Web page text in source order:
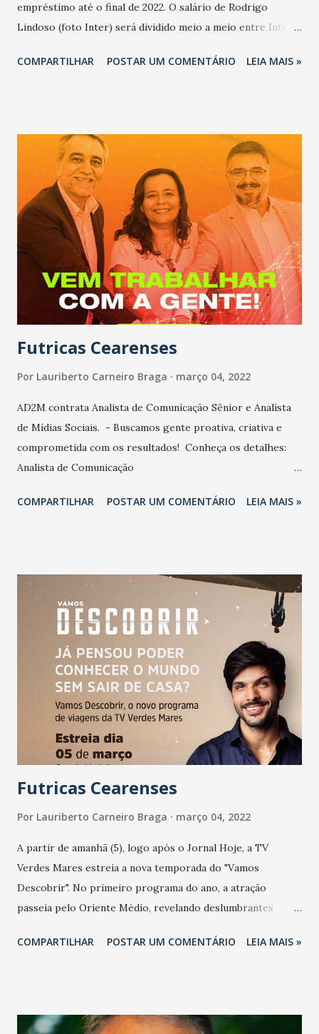
empréstimo até o final de 2022. O salário de Rodrigo
Lindoso (foto Inter) será dividido meio a meio entre Inter e
contratados para temporada 2022: Zagueiro Lucas Ribeiro.
Atacante Zé Roberto.
COMPARTILHAR POSTAR UM COMENTÁRIO LEIA MAIS »
Futricas Cearenses
Por Lauriberto Carneiro Braga março 04, 2022
AD2M contrata Analista de Comunicação Sênior e Analista
de Mídias Sociais. - Buscamos gente proativa, criativa e
comprometida com os resultados! Conheça os detalhes:
Analista de Comunicação
Analista de Mídias Sociais
COMPARTILHAR POSTAR UM COMENTÁRIO LEIA MAIS »
Futricas Cearenses
Por Lauriberto Carneiro Braga março 04, 2022
A partir de amanhã (5), logo após o Jornal Hoje, a TV
Verdes Mares estreia a nova temporada do "Vamos
Descobrir". No primeiro programa do ano, a atração
passeia pelo Oriente Médio, revelando deslumbrantes
'Vamos Descobrir' surgiu em 2018, a partir da minha paixão
cinematográfico", explica o apresentador Lucas Fernandes.
COMPARTILHAR POSTAR UM COMENTÁRIO LEIA MAIS »